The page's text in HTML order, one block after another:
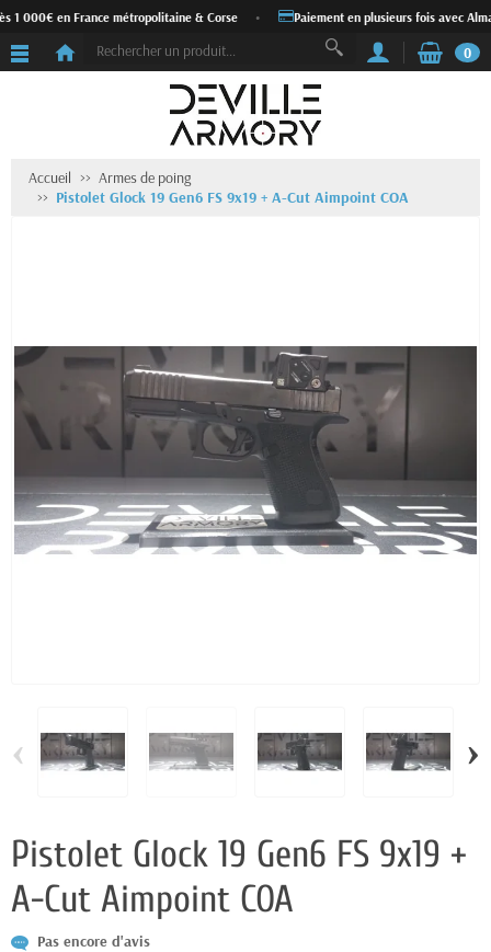
1 000€ en France métropolitaine & Corse Paiement en plusieurs fois avec Alma
0
Accueil
Armes de poing
Pistolet Glock 19 Gen6 FS 9x19 + A-Cut Aimpoint COA
‹ ›
Pistolet Glock 19 Gen6 FS 9x19 +
A-Cut Aimpoint COA
Pas encore d'avis